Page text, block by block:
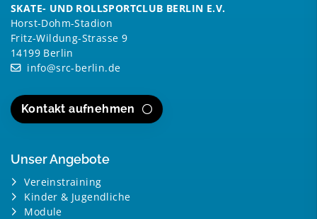
SKATE- UND ROLLSPORTCLUB BERLIN E.V.
Horst-Dohm-Stadion
Fritz-Wildung-Strasse 9
14199 Berlin
info@src-berlin.de
Kontakt aufnehmen
Unser Angebote
Vereinstraining
Kinder & Jugendliche
Module